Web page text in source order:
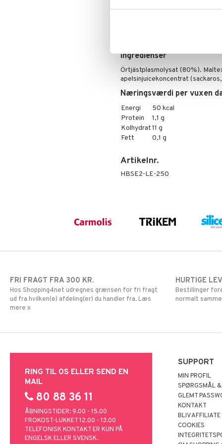
Ingredienser
Örtjästplasmolysat (80%).
apelsinjuicekoncentrat
Næringsværdi per vuxen
Energi
50 kcal
Protein
1,1 g
Kolhydrat11 g
Fett
0,1 g
Artikelnr.
HBSE2-LE-250
FRI FRAGT FRA 300 KR.
Hos Shopping4net udregnes grænsen for fri fragt
ud fra hvilken(e) afdeling(er) du handler fra. Læs
mere »
HURTIGE
Bestillinger
normalt
RING TIL OS ELLER SEND EN
MAIL
80 88 36 11
ÅBNINGSTIDER: 9.00 - 15.00
FROKOST-LUKKET 12.00 - 13.00
TELEFONISK KONTAKT ER KUN PÅ
ENGELSK ELLER SVENSK.
SUPPORT
MIN PROFIL
SPØRGSMÅL &
GLEMT
KONTAKT
BLIV AFFILIATE
COOKIES